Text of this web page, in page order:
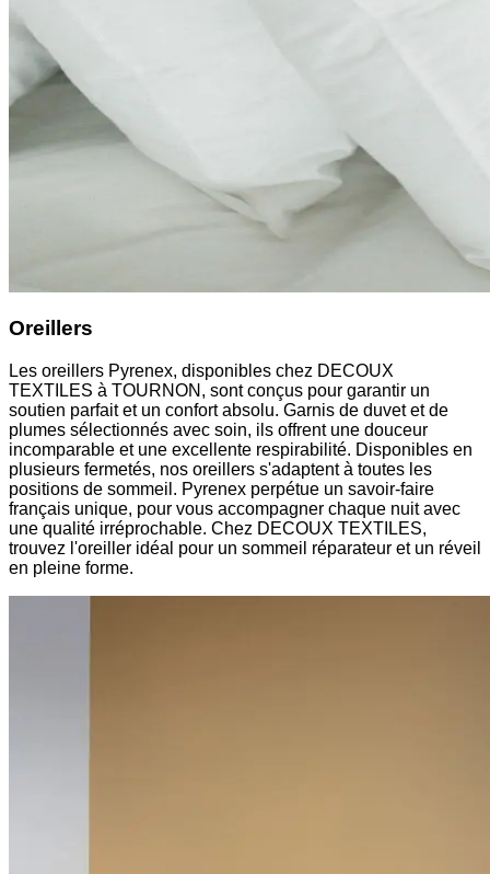
Oreillers
Les oreillers Pyrenex, disponibles chez DECOUX
TEXTILES à TOURNON, sont conçus pour garantir un
soutien parfait et un confort absolu. Garnis de duvet et de
plumes sélectionnés avec soin, ils offrent une douceur
incomparable et une excellente respirabilité. Disponibles en
plusieurs fermetés, nos oreillers s'adaptent à toutes les
positions de sommeil. Pyrenex perpétue un savoir-faire
français unique, pour vous accompagner chaque nuit avec
une qualité irréprochable. Chez DECOUX TEXTILES,
trouvez l'oreiller idéal pour un sommeil réparateur et un réveil
en pleine forme.